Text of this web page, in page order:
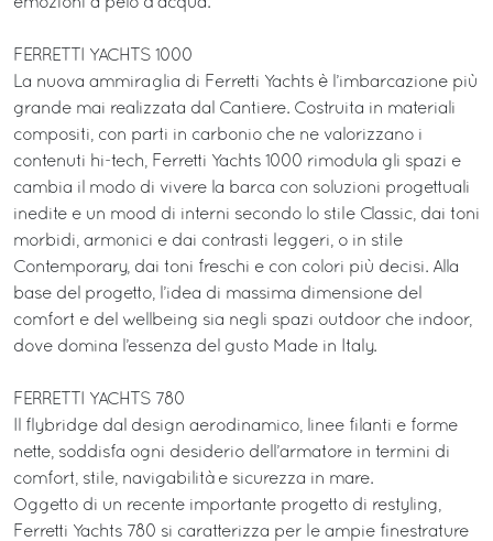
FERRETTI YACHTS 1000
La nuova ammiraglia di Ferretti Yachts è l’imbarcazione più
grande mai realizzata dal Cantiere. Costruita in materiali
compositi, con parti in carbonio che ne valorizzano i
contenuti hi-tech, Ferretti Yachts 1000 rimodula gli spazi e
cambia il modo di vivere la barca con soluzioni progettuali
inedite e un mood di interni secondo lo stile Classic, dai toni
morbidi, armonici e dai contrasti leggeri, o in stile
Contemporary, dai toni freschi e con colori più decisi. Alla
base del progetto, l’idea di massima dimensione del
comfort e del wellbeing sia negli spazi outdoor che indoor,
dove domina l’essenza del gusto Made in Italy.
FERRETTI YACHTS 780
Il flybridge dal design aerodinamico, linee filanti e forme
nette, soddisfa ogni desiderio dell’armatore in termini di
comfort, stile, navigabilità e sicurezza in mare.
Oggetto di un recente importante progetto di restyling,
Ferretti Yachts 780 si caratterizza per le ampie finestrature